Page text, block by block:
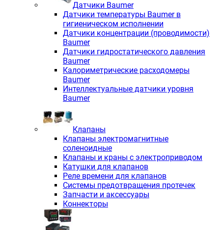
Датчики Baumer
Датчики температуры Baumer в
гигиеническом исполнении
Датчики концентрации (проводимости)
Baumer
Датчики гидростатического давления
Baumer
Калориметрические расходомеры
Baumer
Интеллектуальные датчики уровня
Baumer
Клапаны
Клапаны электромагнитные
соленоидные
Клапаны и краны с электроприводом
Катушки для клапанов
Реле времени для клапанов
Системы предотвращения протечек
Запчасти и аксессуары
Коннекторы